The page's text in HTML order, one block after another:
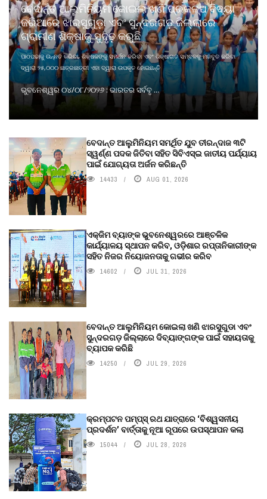
ବେଦାନ୍ତ ଆଲୁମିନିୟମ କୋଇଲା ଖଣି ପ୍ରକଳ୍ପ ବିଦ୍ୟା
ଜରିଆରେ ଝାରସୁଗୁଡ଼ା ଏବଂ ସୁନ୍ଦରଗଡ଼ ଜିଲ୍ଲାରେ
ଗ୍ରାମୀଣ ଶିକ୍ଷାକୁ ସୁଦୃଢ଼ କରୁଛି
ପାଠପଢାକୁ ଉନ୍ନତ କରିବା, ଶିକ୍ଷକଙ୍କୁ ସମର୍ଥନ କରିବା ଏବଂ ଶିକ୍ଷାଗତ ସମ୍ବଳକୁ ମଜବୁତ କରିବା
ଦ୍ୱାରା ୨୫,୦୦୦ ଛାତ୍ରଛାତ୍ରୀ ଏହା ଦ୍ୱାରା ଉପକୃତ ହୋଇଛନ୍ତି
ଭୁବନେଶ୍ୱର ୦୪/୦୮/୨୦୨୬ : ଭାରତର ସର୍ବବୃ ...
ବେଦାନ୍ତ ଆଲୁମିନିୟମ ସମର୍ଥିତ ଯୁବ ତୀରନ୍ଦାଜ ୩ଟି
ସ୍ୱର୍ଣ୍ଣ ପଦକ ଜିତିବା ସହିତ ସିବିଏସ୍ଇ ଜାତୀୟ ପର୍ଯ୍ୟାୟ
ପାଇଁ ଯୋଗ୍ୟତା ଅର୍ଜନ କରିଛନ୍ତି
14433 AUG 01, 2026
ଏକ୍ଜିମ ବ୍ୟାଙ୍କ ଭୁବନେଶ୍ୱରରେ ଆଞ୍ଚଳିକ
କାର୍ଯ୍ୟାଳୟ ସ୍ଥାପନ କରିବ, ଓଡ଼ିଶାର ରପ୍ତାନିକାରୀଙ୍କ
ସହିତ ନିଜର ନିୟୋଜନତାକୁ ଗଭୀର କରିବ
14602 JUL 31, 2026
ବେଦାନ୍ତ ଆଲୁମିନିୟମ କୋଇଲା ଖଣି ଝାରସୁଗୁଡା ଏବଂ
ସୁନ୍ଦରଗଡ଼ ଜିଲ୍ଲାରେ ଦିବ୍ୟାଙ୍ଗଙ୍କ ପାଇଁ ସହାୟତାକୁ
ବ୍ୟାପକ କରିଛି
14250 JUL 29, 2026
କ୍ରମ୍ପଟନ ପମ୍ପ୍‌ସ୍‌ ରଥ ଯାତ୍ରାରେ ‘ବିଶ୍ୱସନୀୟ
ପ୍ରଦର୍ଶନ’ ବାର୍ତ୍ତାକୁ ନୂଆ ରୂପରେ ଉପସ୍ଥାପନ କଲା
15044 JUL 28, 2026